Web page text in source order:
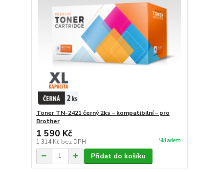
Toner TN-2421 černý 2ks – kompatibilní – pro
Brother
1 590 Kč
1 314 Kč bez DPH Skladem
Přidat do košíku